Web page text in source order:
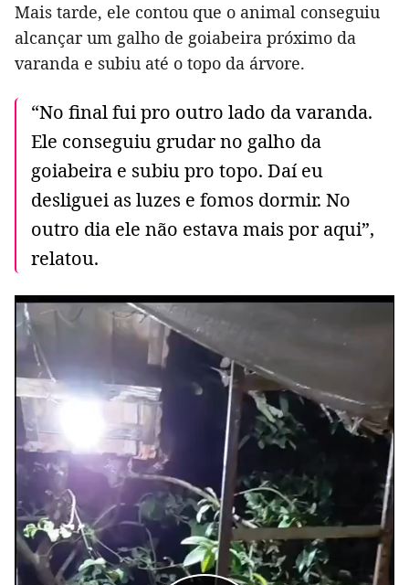
Mais tarde, ele contou que o animal conseguiu
alcançar um galho de goiabeira próximo da
varanda e subiu até o topo da árvore.
“No final fui pro outro lado da varanda.
Ele conseguiu grudar no galho da
goiabeira e subiu pro topo. Daí eu
desliguei as luzes e fomos dormir. No
outro dia ele não estava mais por aqui”,
relatou.